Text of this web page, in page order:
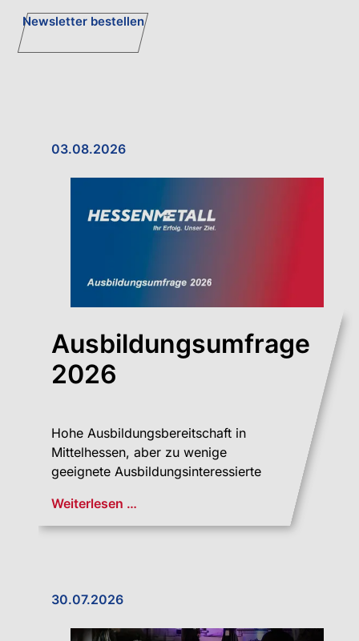
Newsletter bestellen
03.08.2026
Ausbildungsumfrage
2026
Hohe Ausbildungsbereitschaft in
Mittelhessen, aber zu wenige
geeignete Ausbildungsinteressierte
Weiterlesen …
30.07.2026